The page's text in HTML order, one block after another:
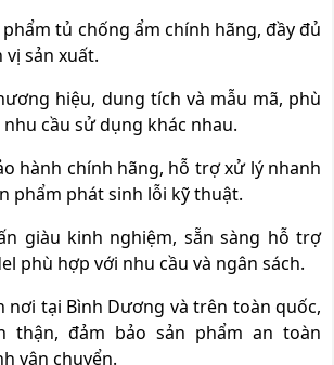
phẩm tủ chống ẩm chính hãng, đầy đủ
sản xuất.
hiệu, dung tích và mẫu mã, phù
cầu sử dụng khác nhau.
hành chính hãng, hỗ trợ xử lý nhanh
phẩm phát sinh lỗi kỹ thuật.
giàu kinh nghiệm, sẵn sàng hỗ trợ
phù hợp với nhu cầu và ngân sách.
nơi tại Bình Dương và trên toàn quốc,
thận, đảm bảo sản phẩm an toàn
vận chuyển.